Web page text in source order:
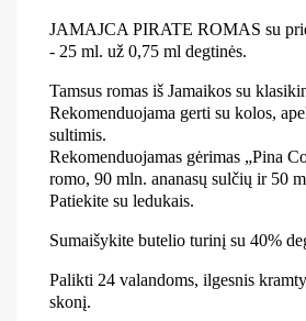
JAMAJCA PIRATE ROMAS su
- 25 ml. už 0,75 ml degtinės.
Tamsus romas iš Jamaikos su
Rekomenduojama gerti su kolos,
sultimis.
Rekomenduojamas gėrimas „Pina
romo, 90 mln. ananasų sulčių ir 50
Patiekite su ledukais.
Sumaišykite butelio turinį su 40%
Palikti 24 valandoms, ilgesnis
skonį.